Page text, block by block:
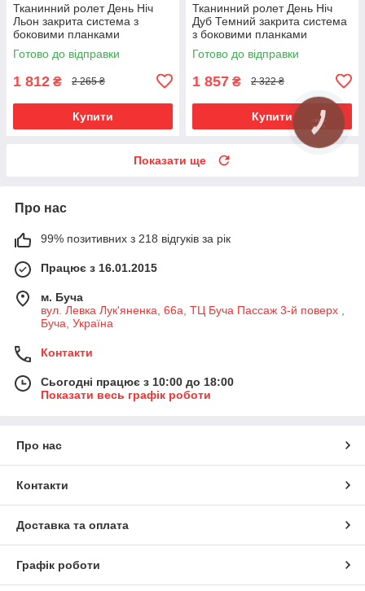
Тканинний ролет День Ніч
Льон закрита система з
боковими планками
Готово до відправки
1 812 ₴ 2 265 ₴
Купити
Тканинний ролет День Ніч
Дуб Темний закрита система
з боковими планками
Готово до відправки
1 857 ₴ 2 322 ₴
Купити
Показати ще
Про нас
99% позитивних з 218 відгуків за рік
Працює з 16.01.2015
м. Буча
вул. Левка Лук'яненка, 66а, ТЦ Буча Пассаж 3-й поверх ,
Буча, Україна
Контакти
Сьогодні працює з 10:00 до 18:00
Показати весь графік роботи
Про нас
Контакти
Доставка та оплата
Графік роботи